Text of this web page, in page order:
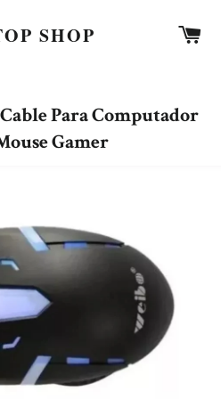
SHOP
Para Computador
Gamer